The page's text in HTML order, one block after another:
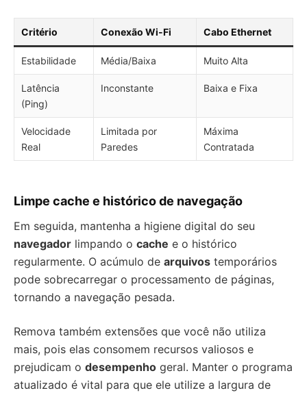
Critério Conexão Wi-Fi Cabo Ethernet
Estabilidade Média/Baixa Muito Alta
Latência
(Ping)
Inconstante Baixa e Fixa
Velocidade
Real
Limitada por
Paredes
Máxima
Contratada
Limpe cache e histórico de navegação
Em seguida, mantenha a higiene digital do seu
navegador limpando o cache e o histórico
regularmente. O acúmulo de arquivos temporários
pode sobrecarregar o processamento de páginas,
tornando a navegação pesada.
Remova também extensões que você não utiliza
mais, pois elas consomem recursos valiosos e
prejudicam o desempenho geral. Manter o programa
atualizado é vital para que ele utilize a largura de